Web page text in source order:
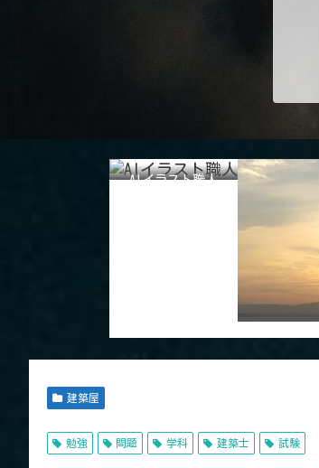
AIイラスト職人
建築屋
勉強 問題 学科 建築士 試験